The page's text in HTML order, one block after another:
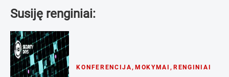
Susiję renginiai:
KONFERENCIJA , MOKYMAI , RENGINIAI